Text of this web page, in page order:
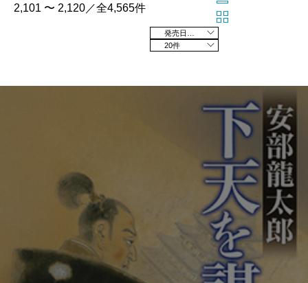
2,101 〜 2,120／全4,565件
20件